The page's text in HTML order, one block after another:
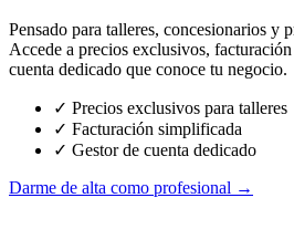
Pensado para talleres, concesionarios y
Accede a precios exclusivos,
cuenta dedicado que conoce tu negocio.
✓ Precios exclusivos para talleres
✓ Facturación simplificada
✓ Gestor de cuenta dedicado
Darme de alta como profesional →